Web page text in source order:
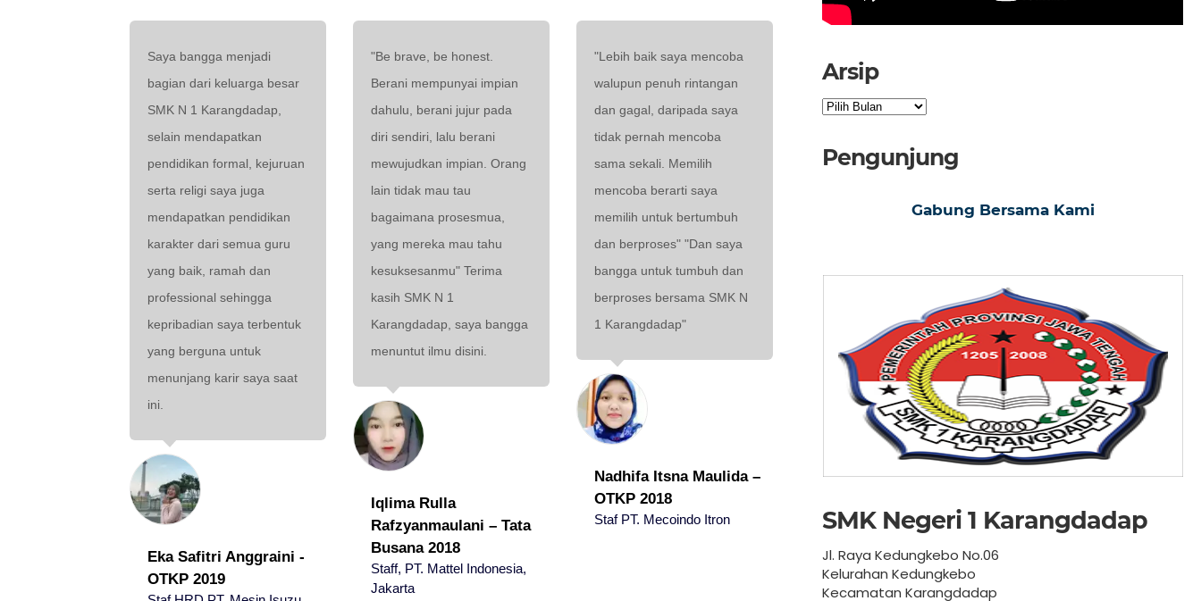
Saya bangga menjadi
bagian dari keluarga besar
SMK N 1 Karangdadap,
selain mendapatkan
pendidikan formal, kejuruan
serta religi saya juga
mendapatkan pendidikan
karakter dari semua guru
yang baik, ramah dan
professional sehingga
kepribadian saya terbentuk
yang berguna untuk
menunjang karir saya saat
ini.
Eka Safitri Anggraini -
OTKP 2019
"Be brave, be honest.
Berani mempunyai impian
dahulu, berani jujur pada
diri sendiri, lalu berani
mewujudkan impian. Orang
lain tidak mau tau
bagaimana prosesmua,
yang mereka mau tahu
kesuksesanmu" Terima
kasih SMK N 1
Karangdadap, saya bangga
menuntut ilmu disini.
Iqlima Rulla
Rafzyanmaulani – Tata
Busana 2018
Staff, PT. Mattel Indonesia,
Jakarta
"Lebih baik saya mencoba
walupun penuh rintangan
dan gagal, daripada saya
tidak pernah mencoba
sama sekali. Memilih
mencoba berarti saya
memilih untuk bertumbuh
dan berproses" "Dan saya
bangga untuk tumbuh dan
berproses bersama SMK N
1 Karangdadap"
Nadhifa Itsna Maulida –
OTKP 2018
Staf PT. Mecoindo Itron
Arsip
Arsip
Pengunjung
Gabung Bersama Kami
SMK Negeri 1 Karangdadap
Jl. Raya Kedungkebo No.06
Kelurahan Kedungkebo
Kecamatan Karangdadap